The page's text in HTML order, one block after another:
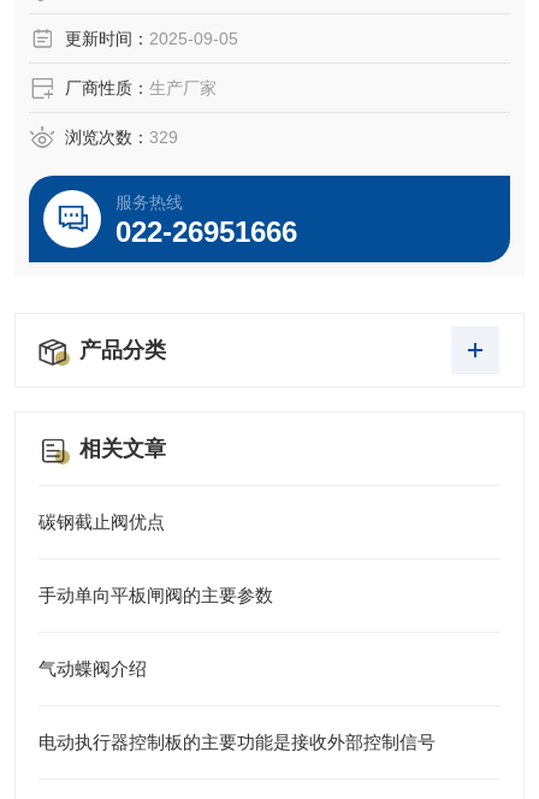
的“手动←→ 自动"的无扰切换，及时对被调节对象的远程手
更新时间： 2025-09-05
厂商性质： 生产厂家
浏览次数： 329
服务热线
022-26951666
产品分类
相关文章
碳钢截止阀优点
手动单向平板闸阀的主要参数
气动蝶阀介绍
电动执行器控制板的主要功能是接收外部控制信号